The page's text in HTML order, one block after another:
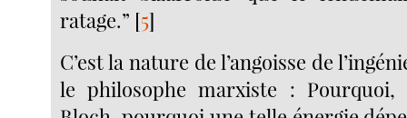
ratage.” [5]
C’est la nature de l’angoisse de
le philosophe marxiste : Pourquoi,